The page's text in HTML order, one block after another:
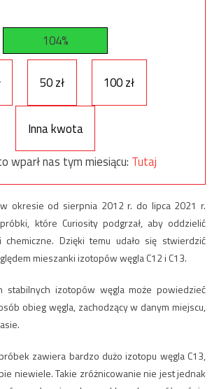
104%
50 zł 100 zł
Inna kwota
wparł nas tym miesiącu: Tutaj
okresie od sierpnia 2012 r. do lipca 2021 r.
które Curiosity podgrzał, aby oddzielić
chemiczne. Dzięki temu udało się stwierdzić
mieszanki izotopów węgla C12 i C13.
stabilnych izotopów węgla może powiedzieć
obieg węgla, zachodzący w danym miejscu,
zawiera bardzo dużo izotopu węgla C13,
niewiele. Takie zróżnicowanie nie jest jednak